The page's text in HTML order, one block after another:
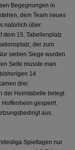
Begegnungen in
dem Team neues
natürlich über
dem 15. Tabellenplatz
der zum
sieben Siege wurden
Seite musste man
14
drei
der Heimtabelle belegt
gesperrt.
aus.
Spieltagen nur